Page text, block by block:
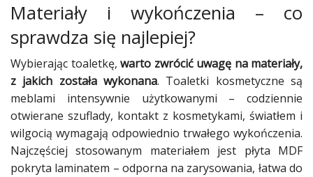
Materiały i wykończenia – co
sprawdza się najlepiej?
Wybierając toaletkę, warto zwrócić uwagę na materiały,
z jakich została wykonana. Toaletki kosmetyczne są
meblami intensywnie użytkowanymi – codziennie
otwierane szuflady, kontakt z kosmetykami, światłem i
wilgocią wymagają odpowiednio trwałego wykończenia.
Najczęściej stosowanym materiałem jest płyta MDF
pokryta laminatem – odporna na zarysowania, łatwa do